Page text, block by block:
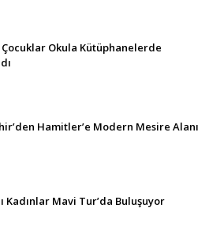
Okula Kütüphanelerde
Hamitler’e Modern Mesire Alanı
Kadınlar Mavi Tur’da Buluşuyor